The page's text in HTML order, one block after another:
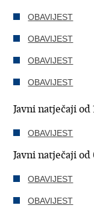
OBAVIJEST
OBAVIJEST
OBAVIJEST
OBAVIJEST
Javni natječaji od
OBAVIJEST
Javni natječaji od
OBAVIJEST
OBAVIJEST